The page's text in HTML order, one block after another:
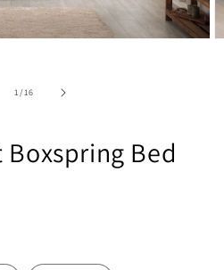
1/van
16
Bed